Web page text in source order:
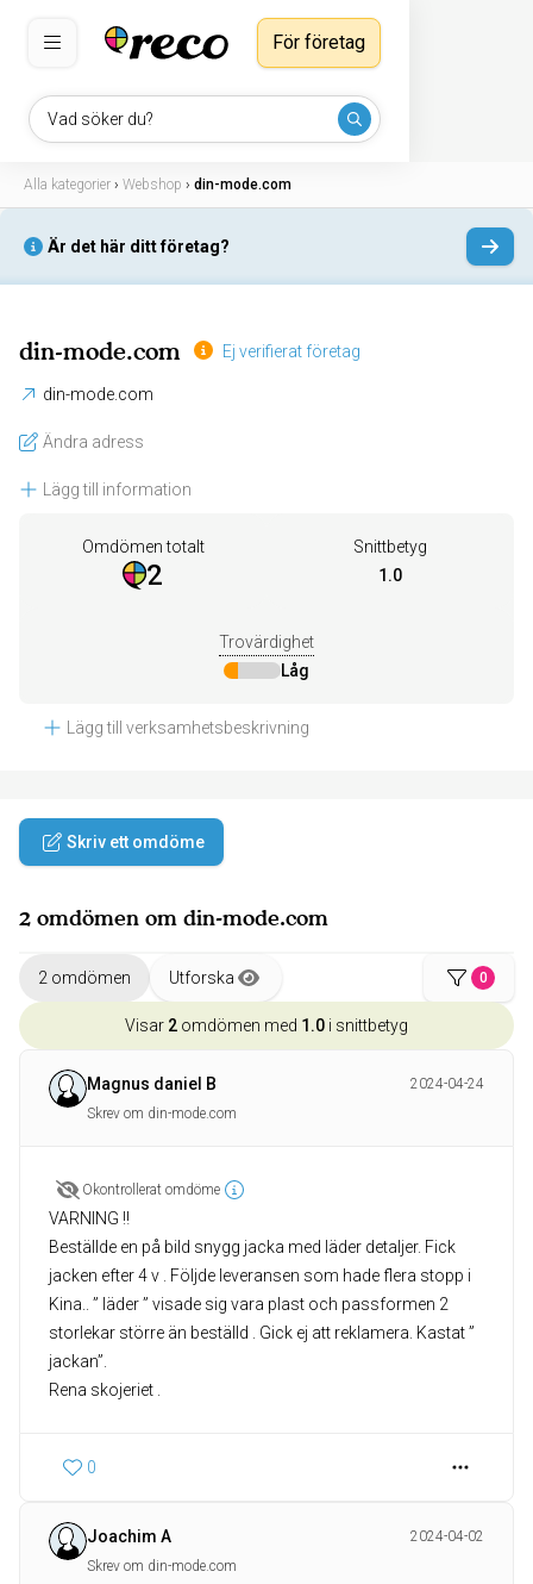
Vad söker du?
För företag
Alla kategorier › Webshop › din-mode.com
Är det här ditt företag?
din-mode.com Ej verifierat företag
din-mode.com
Ändra adress
Lägg till information
Omdömen totalt
2
Snittbetyg
1.0
Trovärdighet
Låg
Lägg till verksamhetsbeskrivning
Skriv ett omdöme
2 omdömen om din-mode.com
2 omdömen Utforska 0
Visar 2 omdömen med 1.0 i snittbetyg
Magnus daniel B
2024-04-24
Skrev om din-mode.com
Okontrollerat omdöme
VARNING ‼️
Beställde en på bild snygg jacka med läder detaljer. Fick
jacken efter 4 v . Följde leveransen som hade flera stopp i
Kina.. ” läder ” visade sig vara plast och passformen 2
storlekar större än beställd . Gick ej att reklamera. Kastat ”
jackan”.
Rena skojeriet .
0
Joachim A
2024-04-02
Skrev om din-mode.com